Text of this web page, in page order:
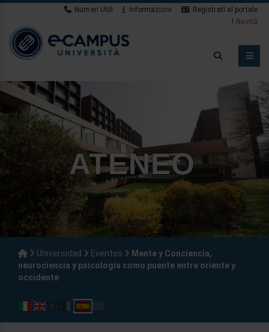
Numeri Utili Informazioni
Registrati al portale
Novità
ATENEO
Universidad Eventos
Mente y Conciencia,
neurociencia y psicología como puente entre oriente y
occidente